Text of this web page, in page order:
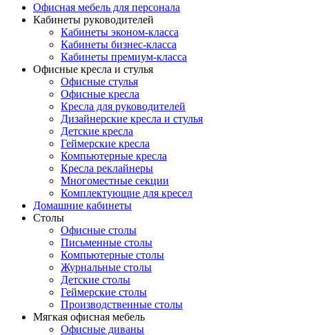
Офисная мебель для персонала
Кабинеты руководителей
Кабинеты эконом-класса
Кабинеты бизнес-класса
Кабинеты премиум-класса
Офисные кресла и стулья
Офисные стулья
Офисные кресла
Кресла для руководителей
Дизайнерские кресла и стулья
Детские кресла
Геймерские кресла
Компьютерные кресла
Кресла реклайнеры
Многоместные секции
Комплектующие для кресел
Домашние кабинеты
Столы
Офисные столы
Письменные столы
Компьютерные столы
Журнальные столы
Детские столы
Геймерские столы
Производственные столы
Мягкая офисная мебель
Офисные диваны